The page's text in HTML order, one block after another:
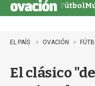
n
u
Fútbol
EL PAÍS OVACIÓN
El clásico